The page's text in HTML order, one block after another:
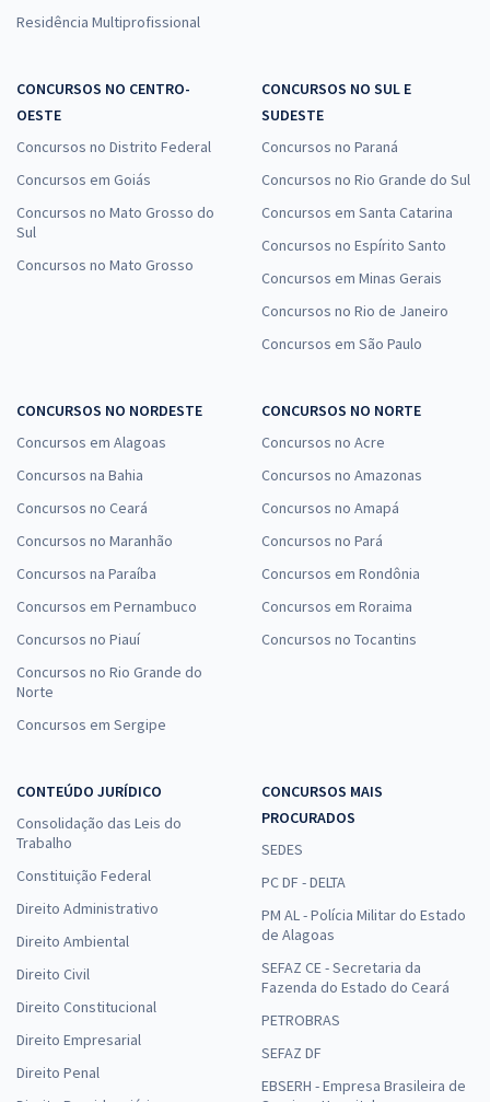
Residência Multiprofissional
CONCURSOS NO CENTRO-
OESTE
Concursos no Distrito Federal
Concursos em Goiás
Concursos no Mato Grosso do
Sul
Concursos no Mato Grosso
CONCURSOS NO SUL E
SUDESTE
Concursos no Paraná
Concursos no Rio Grande do Sul
Concursos em Santa Catarina
Concursos no Espírito Santo
Concursos em Minas Gerais
Concursos no Rio de Janeiro
Concursos em São Paulo
CONCURSOS NO NORDESTE
Concursos em Alagoas
Concursos na Bahia
Concursos no Ceará
Concursos no Maranhão
Concursos na Paraíba
Concursos em Pernambuco
Concursos no Piauí
Concursos no Rio Grande do
Norte
Concursos em Sergipe
CONCURSOS NO NORTE
Concursos no Acre
Concursos no Amazonas
Concursos no Amapá
Concursos no Pará
Concursos em Rondônia
Concursos em Roraima
Concursos no Tocantins
CONTEÚDO JURÍDICO
Consolidação das Leis do
Trabalho
Constituição Federal
Direito Administrativo
Direito Ambiental
Direito Civil
Direito Constitucional
Direito Empresarial
Direito Penal
CONCURSOS MAIS
PROCURADOS
SEDES
PC DF - DELTA
PM AL - Polícia Militar do Estado
de Alagoas
SEFAZ CE - Secretaria da
Fazenda do Estado do Ceará
PETROBRAS
SEFAZ DF
EBSERH - Empresa Brasileira de